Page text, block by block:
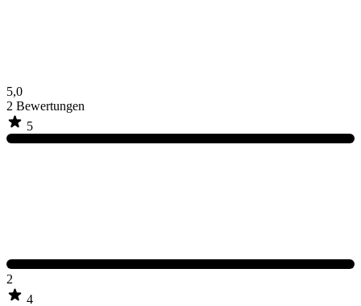
5,0
2 Bewertungen
5
2
4